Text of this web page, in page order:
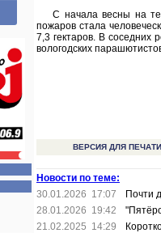
С начала весны на
пожаров стала
7,3 гектаров. В соседних
вологодских
ВЕРСИЯ ДЛЯ ПЕЧАТИ
Новости по теме:
30.01.2026 17:07
Почти
28.01.2026 19:42
21.02.2025 14:29